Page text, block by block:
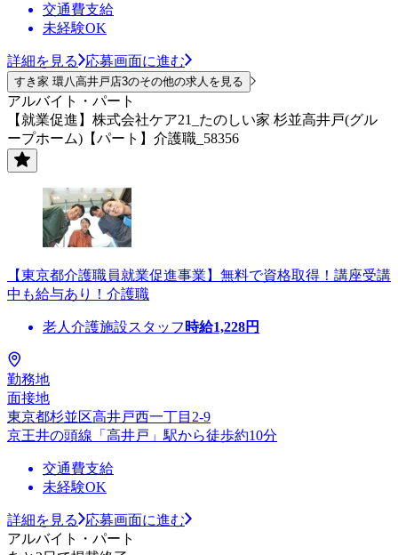
交通費支給
未経験OK
詳細を見る 応募画面に進む
すき家 環八高井戸店3のその他の求人を見る
アルバイト・パート
【就業促進】株式会社ケア21_たのしい家 杉並高井戸(グル
ープホーム)【パート】介護職_58356
【東京都介護職員就業促進事業】無料で資格取得！講座受講
中も給与あり！介護職
老人介護施設スタッフ 時給1,228円
勤務地
面接地
東京都杉並区高井戸西一丁目2-9
京王井の頭線「高井戸」駅から徒歩約10分
交通費支給
未経験OK
詳細を見る
応募画面に進む
アルバイト・パート